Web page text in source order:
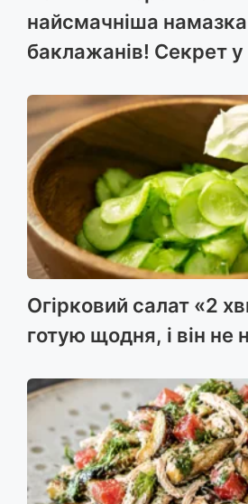
найсмачніша
баклажанів! Секрет у
Огірковий салат «2
готую щодня, і він не